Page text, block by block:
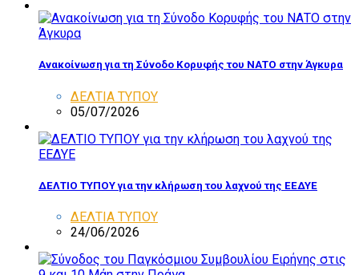
Ανακοίνωση για τη Σύνοδο Κορυφής του ΝΑΤΟ στην Άγκυρα
ΔΕΛΤΙΑ ΤΥΠΟΥ
05/07/2026
ΔΕΛΤΙΟ ΤΥΠΟΥ για την κλήρωση του λαχνού της ΕΕΔΥΕ
ΔΕΛΤΙΑ ΤΥΠΟΥ
24/06/2026